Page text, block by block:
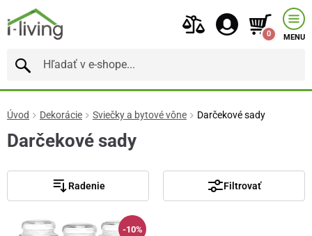
0 MENU
Úvod Dekorácie Sviečky a bytové vône Darčekové sady
Darčekové sady
Radenie Filtrovať
-10%